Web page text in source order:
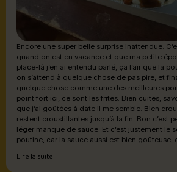
Encore une super belle surprise inattendue.
quand on est en vacance et que ma petite
place-là j’en ai entendu parlé, ça l’air que la
on s’attend à quelque chose de pas pire, et
quelque chose comme une des meilleures
point fort ici, ce sont les frites. Bien cuites,
que j’ai goûtées à date il me semble. Bien
restent croustillantes jusqu’à la fin. Bon c’est
léger manque de sauce. Et c’est justement le
poutine, car la sauce aussi est bien goûteuse,
j’aurais mis un 0.1 de plus, et ça aurait été ex-
Lire la suite